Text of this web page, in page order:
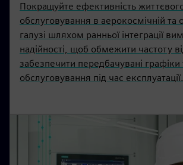
Покращуйте ефективність
обслуговування в аерокосмічній та
галузі шляхом ранньої інтеграції
надійності, щоб обмежити частоту
забезпечити передбачувані графіки
обслуговування під час експлуатації.